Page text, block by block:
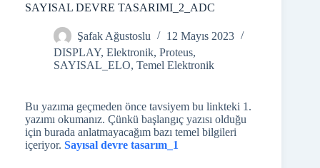
SAYISAL DEVRE TASARIMI_2_ADC
Şafak Ağustoslu
12 Mayıs 2023
DISPLAY, Elektronik, Proteus,
SAYISAL_ELO, Temel Elektronik
Bu yazıma geçmeden önce tavsiyem bu linkteki 1.
yazımı okumanız. Çünkü başlangıç yazısı olduğu
için burada anlatmayacağım bazı temel bilgileri
içeriyor. Sayısal devre tasarım_1